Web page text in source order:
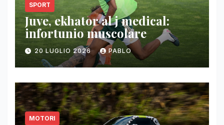
SPORT
Juve, ekhator al j medical:
infortunio muscolare
20 LUGLIO 2026 PABLO
MOTORI